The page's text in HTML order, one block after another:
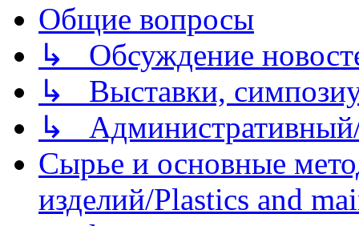
Общие вопросы
↳ Обсуждение
↳ Выставки,
↳
Сырье и основные
изделий/Plastics and